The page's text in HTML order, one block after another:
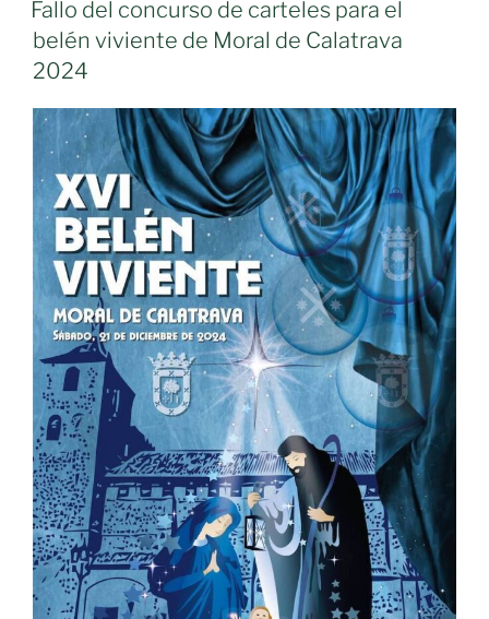
Moral
de
nuevo
recorrido
y
escenas
en
su
XVI
edición»
Fallo del concurso de carteles para el
belén viviente de Moral de Calatrava
2024